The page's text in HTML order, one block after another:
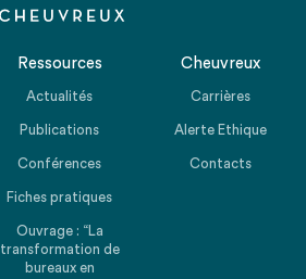
Ressources
Actualités
Publications
Conférences
Fiches pratiques
Ouvrage : “La
transformation de
bureaux en
Cheuvreux
Carrières
Alerte Ethique
Contacts